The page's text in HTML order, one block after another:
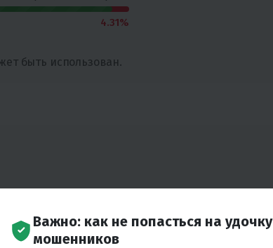
4.31%
быть использован.
Важно: как не попасться на удочку
мошенников